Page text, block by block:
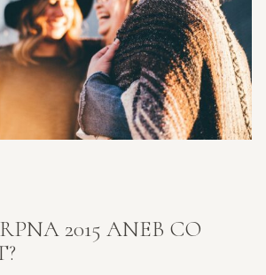
2015 ANEB CO